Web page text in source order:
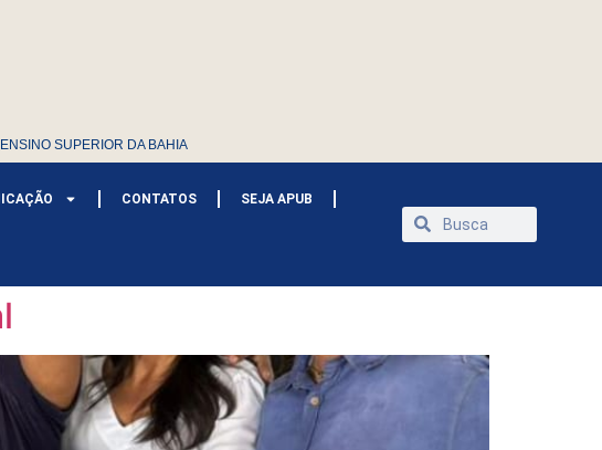
SUPERIOR DA BAHIA
CONTATOS SEJA APUB